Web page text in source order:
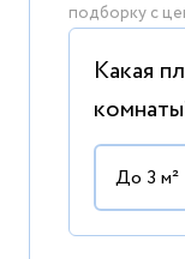
подборку с
Какая